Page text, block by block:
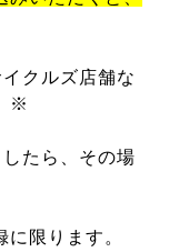
クルズ店舗な
※
たら、その場
限ります。